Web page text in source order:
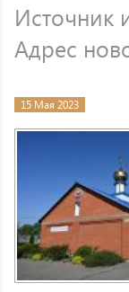
Источник
Адрес
15 Мая 2023